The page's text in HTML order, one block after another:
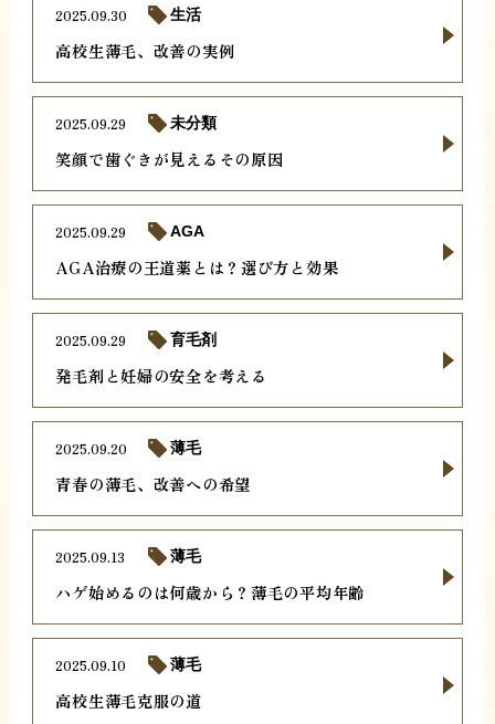
高校生薄毛、改善の実例
2025.09.30 生活
笑顔で歯ぐきが見えるその原因
2025.09.29 未分類
AGA治療の王道薬とは？選び方と効果
2025.09.29 AGA
発毛剤と妊婦の安全を考える
2025.09.29 育毛剤
青春の薄毛、改善への希望
2025.09.20 薄毛
ハゲ始めるのは何歳から？薄毛の平均年齢
2025.09.13 薄毛
高校生薄毛克服の道
2025.09.10 薄毛